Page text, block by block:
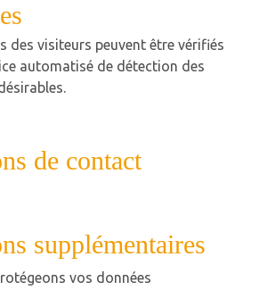
des visiteurs peuvent être vérifiés
automatisé de détection des
de contact
supplémentaires
vos données